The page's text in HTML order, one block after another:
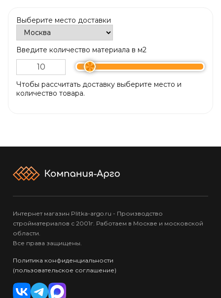
Выберите место доставки
Введите количество материала в м2
Чтобы рассчитать доставку выберите место и
количество товара.
Интернет магазин Plitka-argo.ru - Производство
стройматериалов с 2001г. Работаем в Москве и московской
области.
Все права защищены.
Политика конфиденциальности
(пользовательское соглашение)